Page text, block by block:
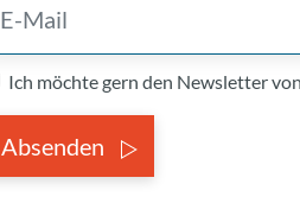
Ich möchte gern den Newsletter
Absenden